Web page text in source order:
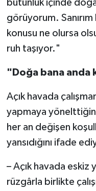
bütünlük içinde
görüyorum.
konusu ne olursa
ruh taşıyor."
"Doğa bana anda
Açık havada
yapmaya
her an değişen
yansıdığını ifade
– Açık havada eskiz
rüzgârla birlikte